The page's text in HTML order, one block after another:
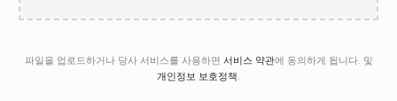
파일을 업로드하거나 당사 서비스를 사용하면 서비스 약관에 동의하게 됩니다. 및
개인정보 보호정책.